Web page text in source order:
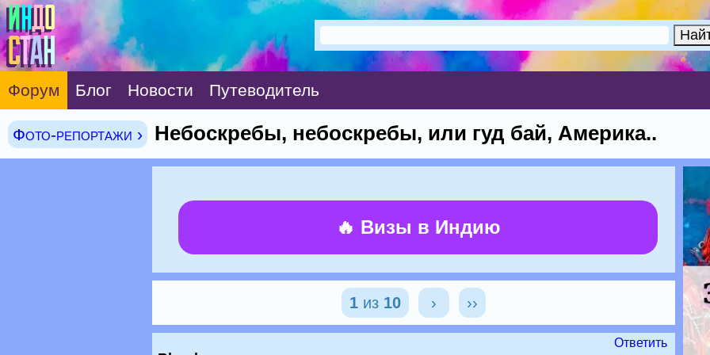
Форум Блог Новости Путеводитель
Фото-репортажи › Hебоскребы, небоскребы, или гуд бай, Aмерика..
🔥 Визы в Индию
1 из 10 › ››
Ответить